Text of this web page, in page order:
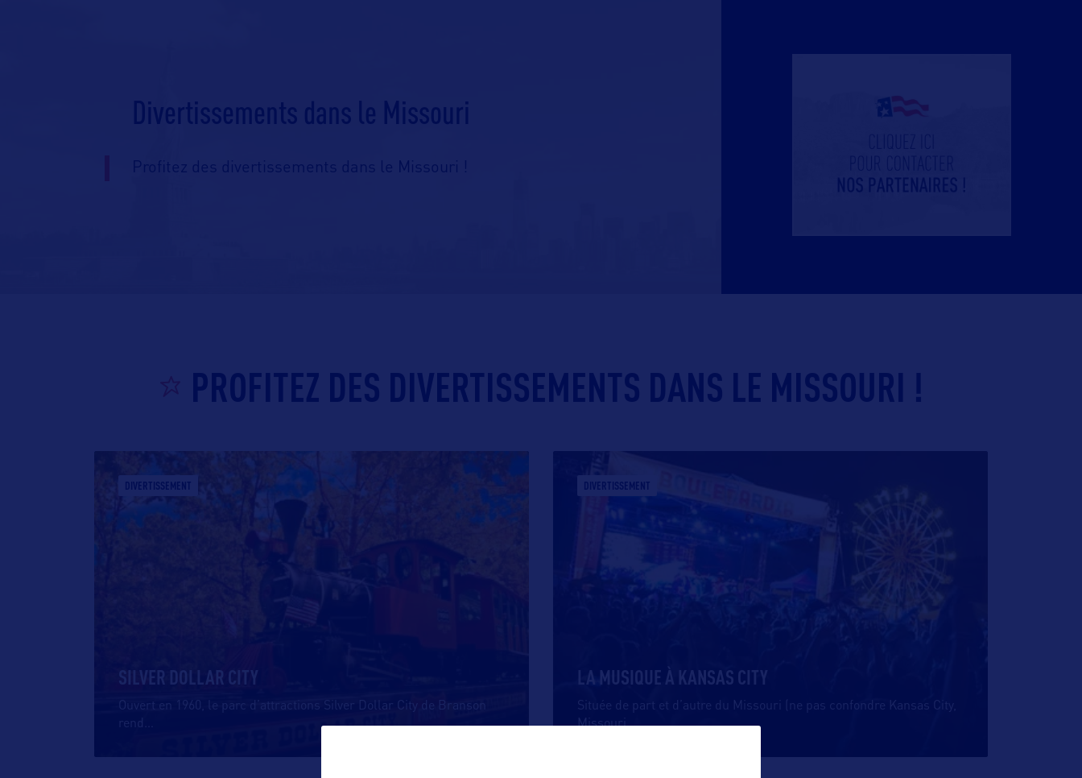
Divertissements dans le Missouri
Profitez des divertissements dans le Missouri !
PROFITEZ DES DIVERTISSEMENTS DANS LE MISSOURI !
DIVERTISSEMENT
SILVER DOLLAR CITY
Ouvert en 1960, le parc d’attractions Silver Dollar City de Branson
rend
DIVERTISSEMENT
LA MUSIQUE À KANSAS CITY
Située de part et d’autre du Missouri (ne pas confondre Kansas City,
Missouri…